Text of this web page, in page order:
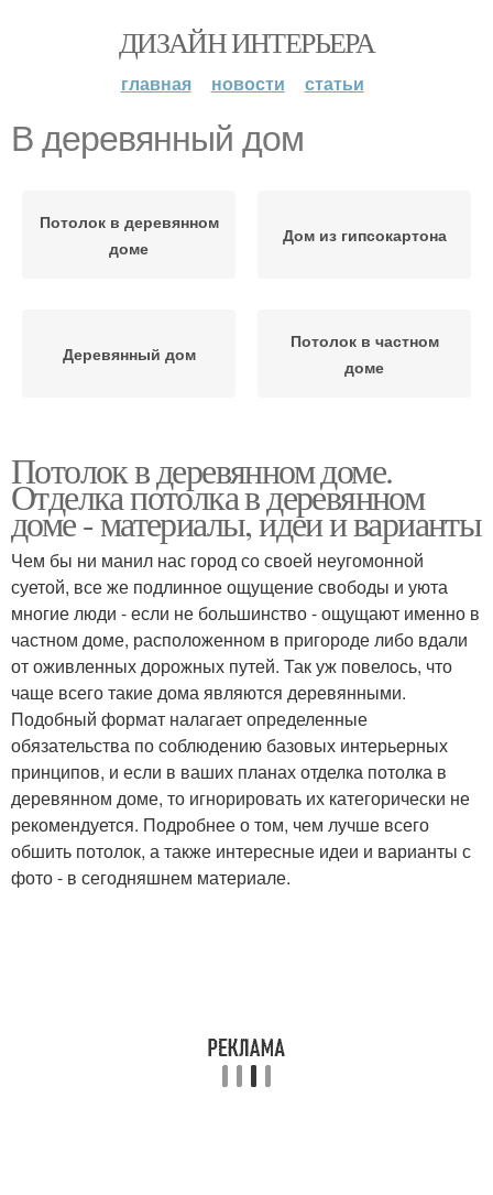
ДИЗАЙН ИНТЕРЬЕРА
главная новости статьи
В деревянный дом
Потолок в деревянном
доме
Дом из гипсокартона
Деревянный дом
Потолок в частном
доме
Потолок в деревянном доме.
Отделка потолка в деревянном
доме - материалы, идеи и варианты
Чем бы ни манил нас город со своей неугомонной
суетой, все же подлинное ощущение свободы и уюта
многие люди - если не большинство - ощущают именно в
частном доме, расположенном в пригороде либо вдали
от оживленных дорожных путей. Так уж повелось, что
чаще всего такие дома являются деревянными.
Подобный формат налагает определенные
обязательства по соблюдению базовых интерьерных
принципов, и если в ваших планах отделка потолка в
деревянном доме, то игнорировать их категорически не
рекомендуется. Подробнее о том, чем лучше всего
обшить потолок, а также интересные идеи и варианты с
фото - в сегодняшнем материале.